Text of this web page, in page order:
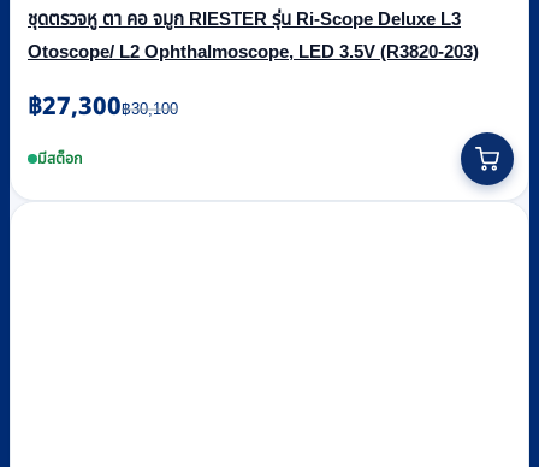
ชุดตรวจหู ตา คอ จมูก RIESTER รุ่น Ri-Scope Deluxe L3
Otoscope/ L2 Ophthalmoscope, LED 3.5V (R3820-203)
฿30,100
Original
price
was:
฿27,300
Current
price
is:มีสต็อก